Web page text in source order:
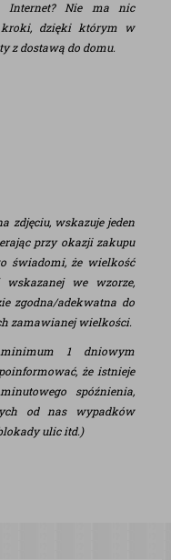
Internet? Nie ma nic
kroki, dzięki którym w
z dostawą do domu.
zdjęciu, wskazuje jeden
przy okazji zakupu
świadomi, że wielkość
we wzorze,
zgodna/adekwatna do
zamawianej wielkości.
1 dniowym
że istnieje
spóźnienia,
od nas wypadków
ulic itd.)